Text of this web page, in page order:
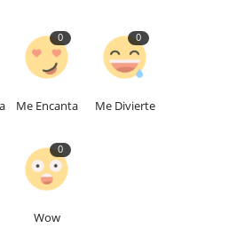
0
Me Encanta
0
Me Divierte
0
Wow